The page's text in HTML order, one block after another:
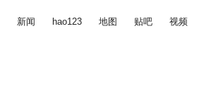
新闻 hao123 地图 贴吧 视频